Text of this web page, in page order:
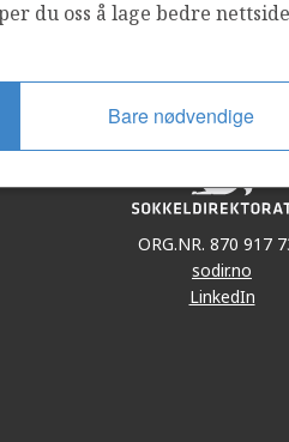
du oss å lage bedre
Bare nødvendige
ORG.NR. 870 917
sodir.no
LinkedIn